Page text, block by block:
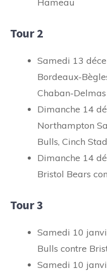
Tour 2
Samedi 13
Bordeaux-
Chaban-Delmas
Dimanche 14
Northampton
Bulls, Cinch
Dimanche 14
Bristol Bears
Tour 3
Samedi 10
Bulls contre
Samedi 10